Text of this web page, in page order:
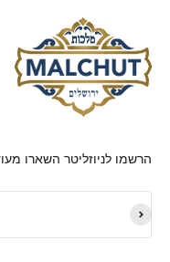
הרשמו לניוזליטר השארו